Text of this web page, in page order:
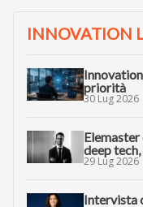
INNOVATION
Innovation
priorità
30 Lug 2026
deep
29 Lug 2026
Intervista